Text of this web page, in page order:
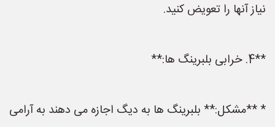
نیاز آنها را تعویض کنید.
**4. خرابی بلبرینگ ها:**
* **مشکل:** بلبرینگ ها به دیگ اجازه می دهند به آرامی